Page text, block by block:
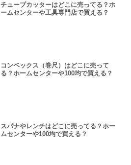
チューブカッターはどこに売ってる？ホ
ームセンターや工具専門店で買える？
コンベックス（巻尺）はどこに売って
る？ホームセンターや100均で買える？
スパナやレンチはどこに売ってる？ホー
ムセンターや100均で買える？